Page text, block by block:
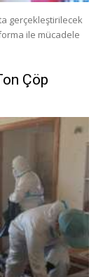
gerçekleştirilecek
ile mücadele
Çöp